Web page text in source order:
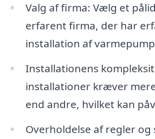
Valg af firma: Vælg et
erfarent firma, der har
installation af
Installationens
installationer kræver
end andre, hvilket kan
Overholdelse af regler